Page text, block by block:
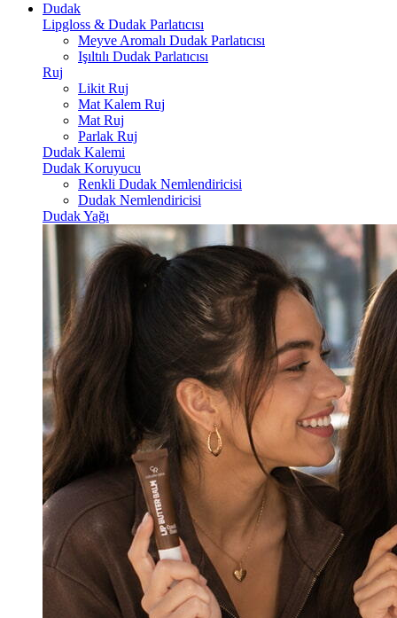
Dudak
Lipgloss & Dudak Parlatıcısı
Meyve Aromalı Dudak Parlatıcısı
Işıltılı Dudak Parlatıcısı
Ruj
Likit Ruj
Mat Kalem Ruj
Mat Ruj
Parlak Ruj
Dudak Kalemi
Dudak Koruyucu
Renkli Dudak Nemlendiricisi
Dudak Nemlendiricisi
Dudak Yağı